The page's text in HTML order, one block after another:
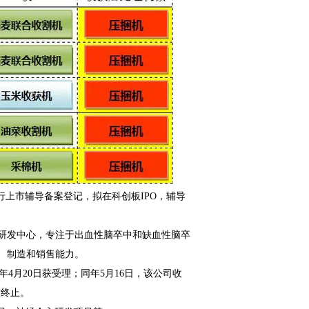
市辅导备案登记，拟在科创板IPO，辅导
中心，专注于出血性脑卒中和缺血性脑卒
造和销售能力。
月20日获受理；同年5月16日，该公司收
止。